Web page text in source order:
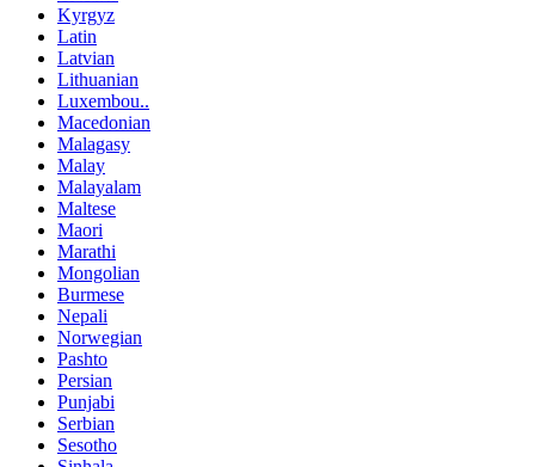
Kyrgyz
Latin
Latvian
Lithuanian
Luxembou..
Macedonian
Malagasy
Malay
Malayalam
Maltese
Maori
Marathi
Mongolian
Burmese
Nepali
Norwegian
Pashto
Persian
Punjabi
Serbian
Sesotho